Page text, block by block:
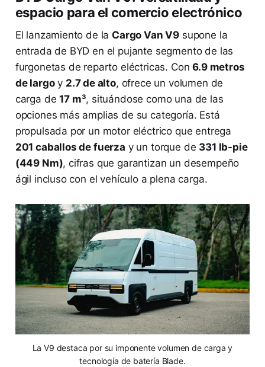
espacio para el comercio electrónico
El lanzamiento de la Cargo Van V9 supone la
entrada de BYD en el pujante segmento de las
furgonetas de reparto eléctricas. Con6.9 metros
de largoy 2.7 de alto, ofrece un volumen de
carga de17 m³, situándose como una de las
opciones más amplias de su categoría. Está
propulsada por un motor eléctrico que entrega
201 caballos de fuerza y un torque de 331 lb-pie
(449 Nm), cifras que garantizan un desempeño
ágil incluso con el vehículo a plena carga.
La V9 destaca por su imponente volumen de carga y
tecnología de batería Blade.